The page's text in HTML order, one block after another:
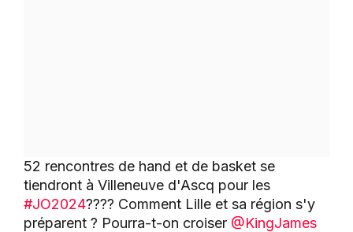
52 rencontres de hand et de basket se
tiendront à Villeneuve d'Ascq pour les
#JO2024???? Comment Lille et sa région s'y
préparent ? Pourra-t-on croiser @KingJames